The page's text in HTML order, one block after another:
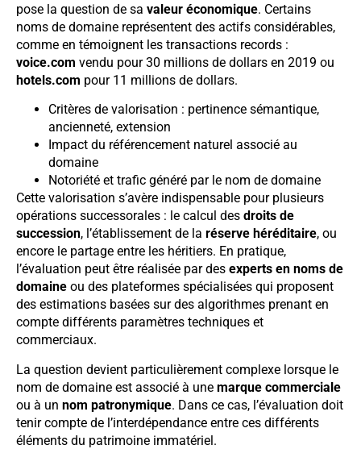
pose la question de sa valeur économique. Certains
noms de domaine représentent des actifs considérables,
comme en témoignent les transactions records :
voice.com vendu pour 30 millions de dollars en 2019 ou
hotels.com pour 11 millions de dollars.
Critères de valorisation : pertinence sémantique,
ancienneté, extension
Impact du référencement naturel associé au
domaine
Notoriété et trafic généré par le nom de domaine
Cette valorisation s’avère indispensable pour plusieurs
opérations successorales : le calcul des droits de
succession, l’établissement de la réserve héréditaire, ou
encore le partage entre les héritiers. En pratique,
l’évaluation peut être réalisée par des experts en noms de
domaine ou des plateformes spécialisées qui proposent
des estimations basées sur des algorithmes prenant en
compte différents paramètres techniques et
commerciaux.
La question devient particulièrement complexe lorsque le
nom de domaine est associé à une marque commerciale
ou à un nom patronymique. Dans ce cas, l’évaluation doit
tenir compte de l’interdépendance entre ces différents
éléments du patrimoine immatériel.